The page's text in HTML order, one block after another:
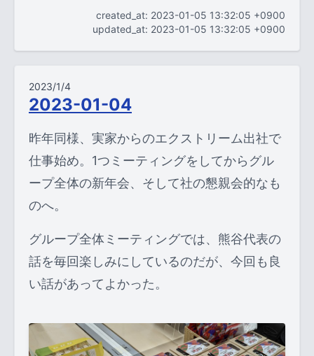
created_at: 2023-01-05 13:32:05 +0900
updated_at: 2023-01-05 13:32:05 +0900
2023/1/4
2023-01-04
昨年同様、実家からのエクストリーム出社で
仕事始め。1つミーティングをしてからグル
ープ全体の新年会、そして社の懇親会的なも
のへ。
グループ全体ミーティングでは、熊谷代表の
話を毎回楽しみにしているのだが、今回も良
い話があってよかった。